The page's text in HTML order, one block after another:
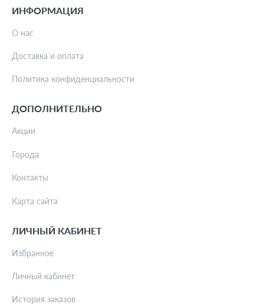
ИНФОРМАЦИЯ
О нас
Доставка и оплата
Политика конфиденциальности
ДОПОЛНИТЕЛЬНО
Акции
Города
Контакты
Карта сайта
ЛИЧНЫЙ КАБИНЕТ
Избранное
Личный кабинет
История заказов